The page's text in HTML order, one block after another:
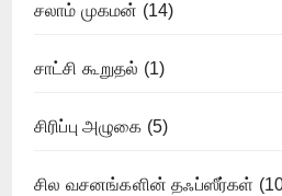
சலாம் முகமன் (14)
சாட்சி கூறுதல் (1)
சிரிப்பு அழுகை (5)
சில வசனங்களின் தஃப்ஸீர்கள்